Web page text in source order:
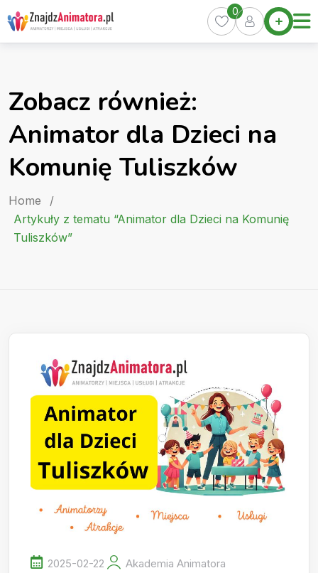
Skip
to
content
Home
Oferty
Kurs
Artykuły
0
Zobacz również:
Animator dla Dzieci na
Komunię Tuliszków
Home
/
Artykuły z tematu “Animator dla Dzieci na Komunię
Tuliszków”
2025-02-22
Akademia Animatora